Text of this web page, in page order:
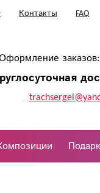
Контакты FAQ